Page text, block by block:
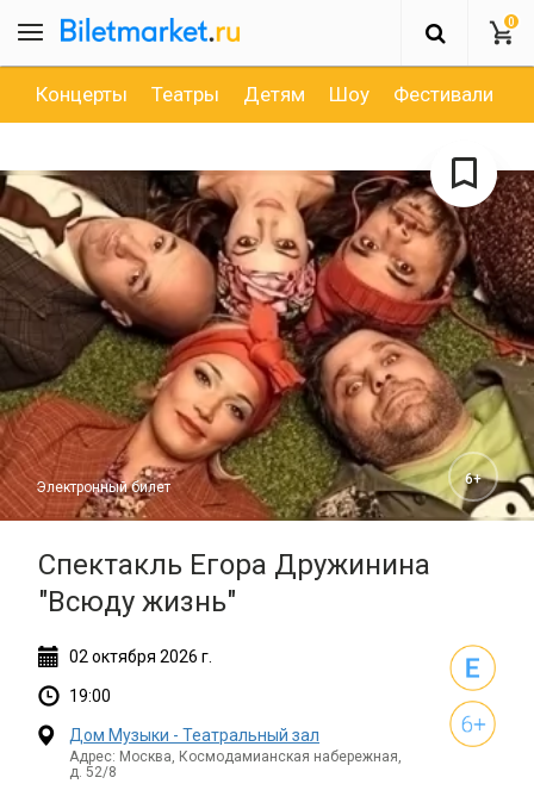
0
Концерты Театры Детям Шоу Фестивали
Спектакль Егора Дружинина
"Всюду жизнь"
Электронный билет 6+
02 октября 2026 г.
19:00
Дом Музыки - Театральный зал
Адрес: Москва, Космодамианская набережная,
д. 52/8